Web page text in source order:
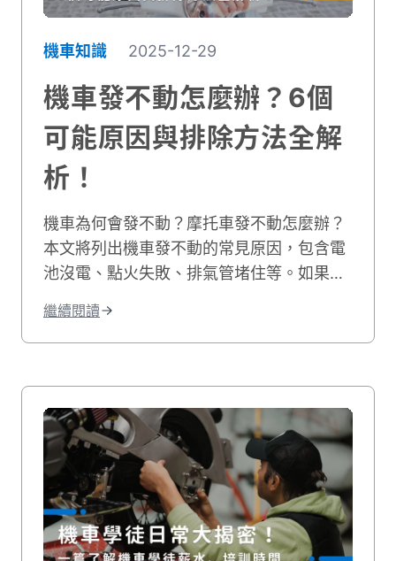
機車知識 2025-12-29
機車發不動怎麼辦？6個
可能原因與排除方法全解
析！
機車為何會發不動？摩托車發不動怎麼辦？
本文將列出機車發不動的常見原因，包含電
池沒電、點火失敗、排氣管堵住等。如果您
除的方法，讓您快速解決機車無法發動的困
境！
繼續閱讀